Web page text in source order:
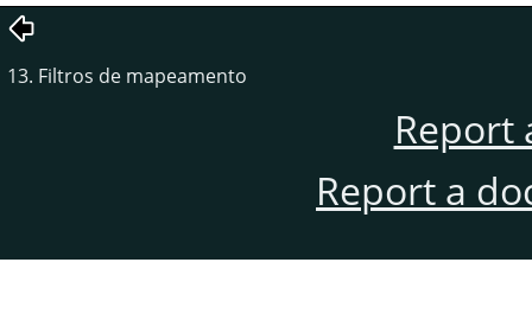
13. Filtros de mapeamento
Report
Report a